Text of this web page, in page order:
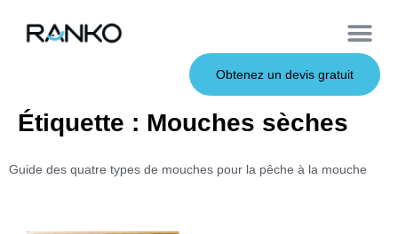
Obtenez un devis gratuit
Étiquette : Mouches sèches
Guide des quatre types de mouches pour la pêche à la mouche